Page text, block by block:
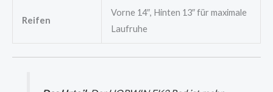
Reifen
Vorne 14″, Hinten 13″ für maximale
Laufruhe